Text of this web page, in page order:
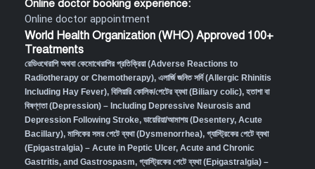
Online doctor booking experience:
Online doctor appointment
World Health Organization (WHO) Approved 100+
Treatments
রেডিওথেরাপি অথবা কেমোথেরাপির প্রতিক্রিয়া (Adverse Reactions to
Radiotherapy or Chemotherapy), এলার্জি জনিত সর্দি (Allergic Rhinitis
Including Hay Fever), বিলিয়ারি কোলিক/পেটের ব্যথা (Biliary colic), হতাশা বা
বিষণ্ণতা (Depression) – Including Depressive Neurosis and
Depression Following Stroke, ডায়েরিয়া/আমাশয় (Desentery, Acute
Bacillary), মাসিকের সময় পেটে ব্যথা (Dysmenorrhea), গ্যাস্ট্রিকের পেটে ব্যথা
(Epigastralgia) – Acute in Peptic Ulcer, Acute and Chronic
Gastritis, and Gastrospasm, গ্যাস্ট্রিকের পেটে ব্যথা (Epigastralgia) –